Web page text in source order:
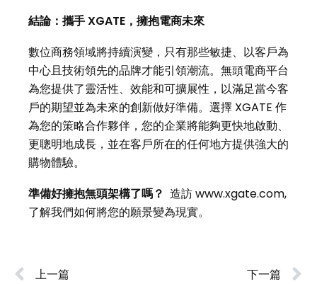
結論：攜手 XGATE，擁抱電商未來
數位商務領域將持續演變，只有那些敏捷、以客戶為
中心且技術領先的品牌才能引領潮流。無頭電商平台
為您提供了靈活性、效能和可擴展性，以滿足當今客
戶的期望並為未來的創新做好準備。選擇 XGATE 作
為您的策略合作夥伴，您的企業將能夠更快地啟動、
更聰明地成長，並在客戶所在的任何地方提供強大的
購物體驗。
準備好擁抱無頭架構了嗎？ 造訪www.xgate.com,
了解我們如何將您的願景變為現實。
上一篇 下一篇